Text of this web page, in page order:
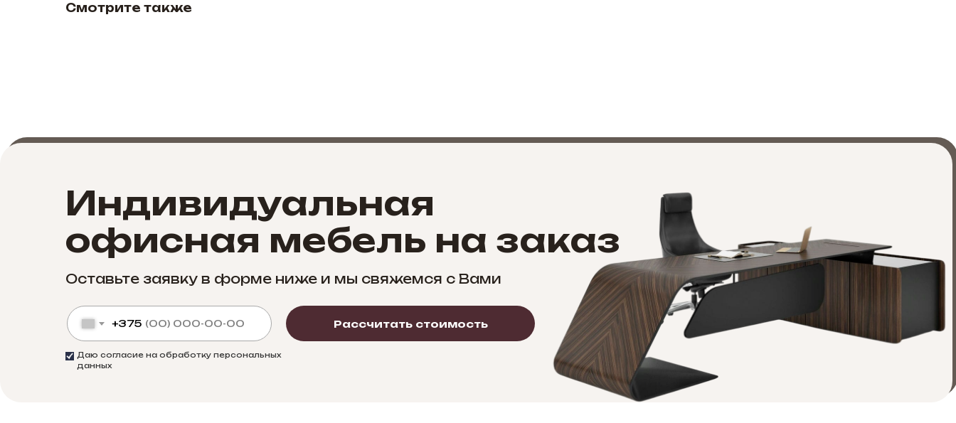
Смотрите также
Оставьте заявку в форме ниже и мы свяжемся с Вами
Даю согласие на обработку персональных
данных
+375 Рассчитать стоимость
Индивидуальная
офисная мебель на заказ